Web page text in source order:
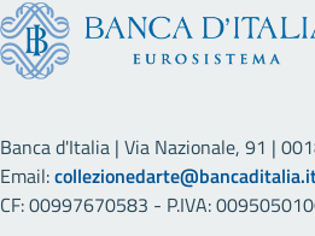
Banca d'Italia | Via Nazionale, 91 |
Email:
CF: 00997670583 - P.IVA: